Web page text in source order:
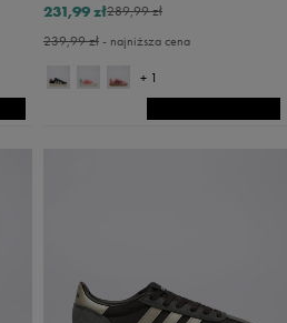
289,99 zł
231,99 zł
239,99 zł- najniższa cena
+ 1